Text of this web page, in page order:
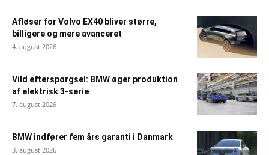
Afløser for Volvo EX40 bliver større,
billigere og mere avanceret
4. august 2026
Vild efterspørgsel: BMW øger produktion
af elektrisk 3-serie
7. august 2026
BMW indfører fem års garanti i Danmark
3. august 2026